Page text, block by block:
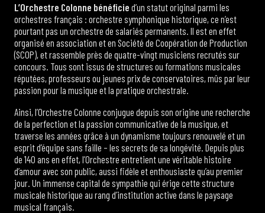
L’Orchestre Colonne bénéficie d’un statut original parmi les
orchestres français : orchestre symphonique historique, ce n’est
pourtant pas un orchestre de salariés permanents. Il est en effet
organisé en association et en Société de Coopération de Production
(SCOP), et rassemble près de quatre-vingt musiciens recrutés sur
concours. Tous sont issus de structures ou formations musicales
réputées, professeurs ou jeunes prix de conservatoires, mûs par leur
passion pour la musique et la pratique orchestrale.
Ainsi, l’Orchestre Colonne conjugue depuis son origine une recherche
de la perfection et la passion communicative de la musique, et
traverse les années grâce à un dynamisme toujours renouvelé et un
esprit d’équipe sans faille – les secrets de sa longévité. Depuis plus
de 140 ans en effet, l’Orchestre entretient une véritable histoire
d’amour avec son public, aussi fidèle et enthousiaste qu’au premier
jour. Un immense capital de sympathie qui érige cette structure
musicale historique au rang d’institution active dans le paysage
musical français.